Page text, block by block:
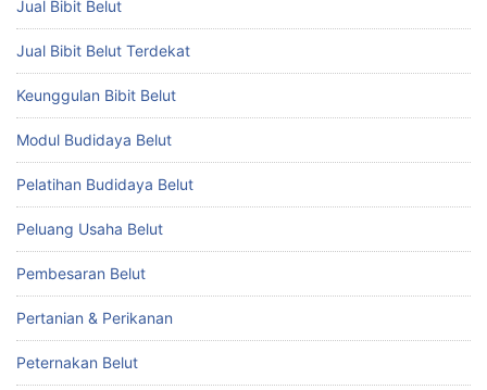
Jual Bibit Belut
Jual Bibit Belut Terdekat
Keunggulan Bibit Belut
Modul Budidaya Belut
Pelatihan Budidaya Belut
Peluang Usaha Belut
Pembesaran Belut
Pertanian & Perikanan
Peternakan Belut